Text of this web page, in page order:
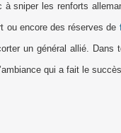
sniper les renforts
ou encore des réserves de
un général allié.
qui a fait le